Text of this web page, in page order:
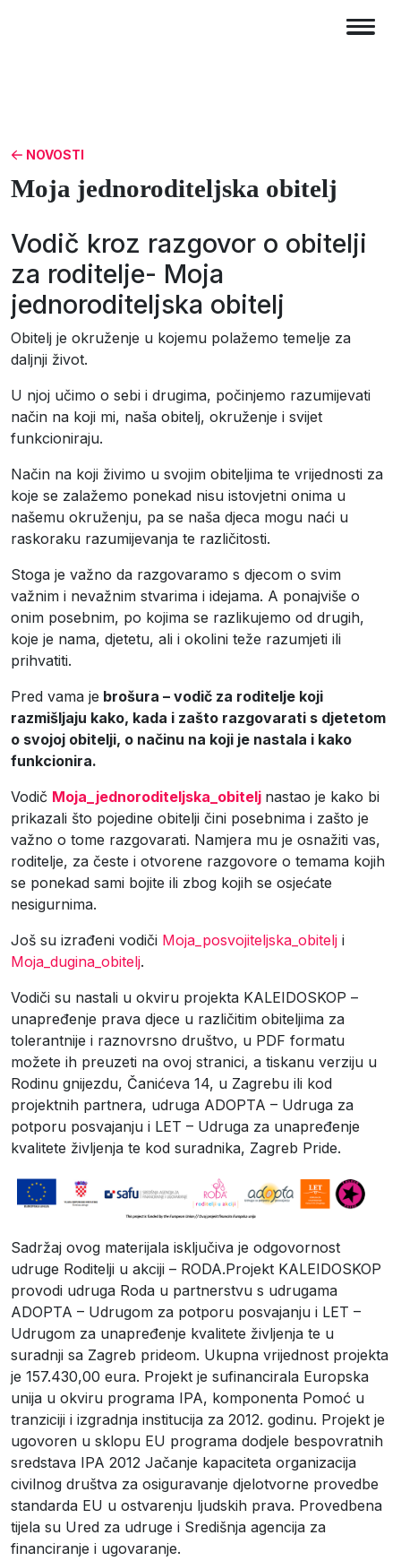
NOVOSTI
Moja jednoroditeljska obitelj
Vodič kroz razgovor o obitelji
za roditelje- Moja
jednoroditeljska obitelj
Obitelj je okruženje u kojemu polažemo temelje za
daljnji život.
U njoj učimo o sebi i drugima, počinjemo razumijevati
način na koji mi, naša obitelj, okruženje i svijet
funkcioniraju.
Način na koji živimo u svojim obiteljima te vrijednosti za
koje se zalažemo ponekad nisu istovjetni onima u
našemu okruženju, pa se naša djeca mogu naći u
raskoraku razumijevanja te različitosti.
Stoga je važno da razgovaramo s djecom o svim
važnim i nevažnim stvarima i idejama. A ponajviše o
onim posebnim, po kojima se razlikujemo od drugih,
koje je nama, djetetu, ali i okolini teže razumjeti ili
prihvatiti.
Pred vama je brošura – vodič za roditelje koji
razmišljaju kako, kada i zašto razgovarati s djetetom
o svojoj obitelji, o načinu na koji je nastala i kako
funkcionira.
Vodič Moja_jednoroditeljska_obitelj nastao je kako bi
prikazali što pojedine obitelji čini posebnima i zašto je
važno o tome razgovarati. Namjera mu je osnažiti vas,
roditelje, za česte i otvorene razgovore o temama kojih
se ponekad sami bojite ili zbog kojih se osjećate
nesigurnima.
Još su izrađeni vodiči Moja_posvojiteljska_obitelj i
Moja_dugina_obitelj.
Vodiči su nastali u okviru projekta KALEIDOSKOP –
unapređenje prava djece u različitim obiteljima za
tolerantnije i raznovrsno društvo, u PDF formatu
možete ih preuzeti na ovoj stranici, a tiskanu verziju u
Rodinu gnijezdu, Čanićeva 14, u Zagrebu ili kod
projektnih partnera, udruga ADOPTA – Udruga za
potporu posvajanju i LET – Udruga za unapređenje
kvalitete življenja te kod suradnika, Zagreb Pride.
Sadržaj ovog materijala isključiva je odgovornost
udruge Roditelji u akciji – RODA.Projekt KALEIDOSKOP
provodi udruga Roda u partnerstvu s udrugama
ADOPTA – Udrugom za potporu posvajanju i LET –
Udrugom za unapređenje kvalitete življenja te u
suradnji sa Zagreb prideom. Ukupna vrijednost projekta
je 157.430,00 eura. Projekt je sufinancirala Europska
unija u okviru programa IPA, komponenta Pomoć u
tranziciji i izgradnja institucija za 2012. godinu. Projekt je
ugovoren u sklopu EU programa dodjele bespovratnih
sredstava IPA 2012 Jačanje kapaciteta organizacija
civilnog društva za osiguravanje djelotvorne provedbe
standarda EU u ostvarenju ljudskih prava. Provedbena
tijela su Ured za udruge i Središnja agencija za
financiranje i ugovaranje.